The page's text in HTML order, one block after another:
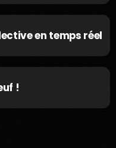
en temps réel
!